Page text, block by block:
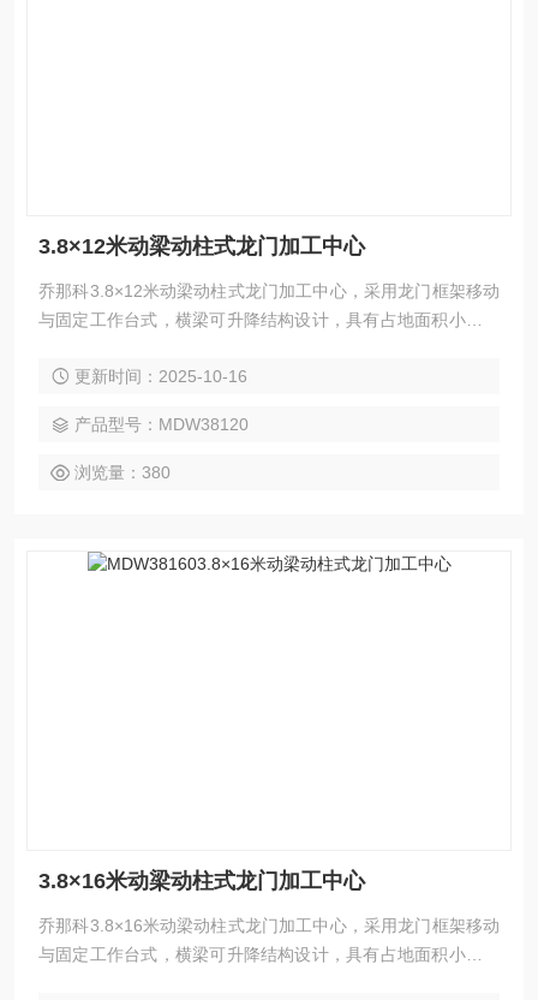
3.8×12米动梁动柱式龙门加工中心
乔那科3.8×12米动梁动柱式龙门加工中心，采用龙门框架移动
与固定工作台式，横梁可升降结构设计，具有占地面积小、空
机械、模具、航空航天、船舶等领域的大型高型复杂零件加
工，并支持选配附件铣头完成五面复合加工。
更新时间：2025-10-16
产品型号：MDW38120
浏览量：380
3.8×16米动梁动柱式龙门加工中心
乔那科3.8×16米动梁动柱式龙门加工中心，采用龙门框架移动
与固定工作台式，横梁可升降结构设计，具有占地面积小、空